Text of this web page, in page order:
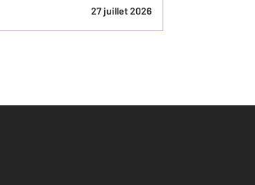
27 juillet 2026